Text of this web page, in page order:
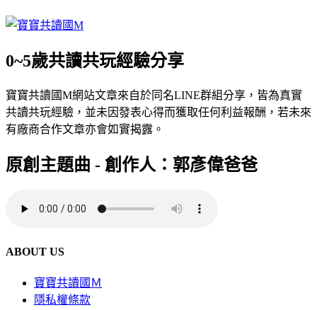
0~5歲共讀共玩經驗分享
寶寶共讀國M網站文章來自於同名LINE群組分享，皆為真實
共讀共玩經驗，並未因發表心得而獲取任何利益報酬，若未來
有廠商合作文章亦會如實揭露。
原創主題曲 - 創作人：郭彥偉爸爸
ABOUT US
寶寶共讀國Ｍ
隱私權條款